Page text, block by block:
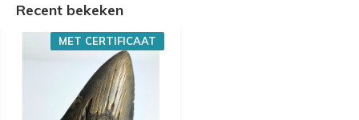
Recent bekeken
MET CERTIFICAAT